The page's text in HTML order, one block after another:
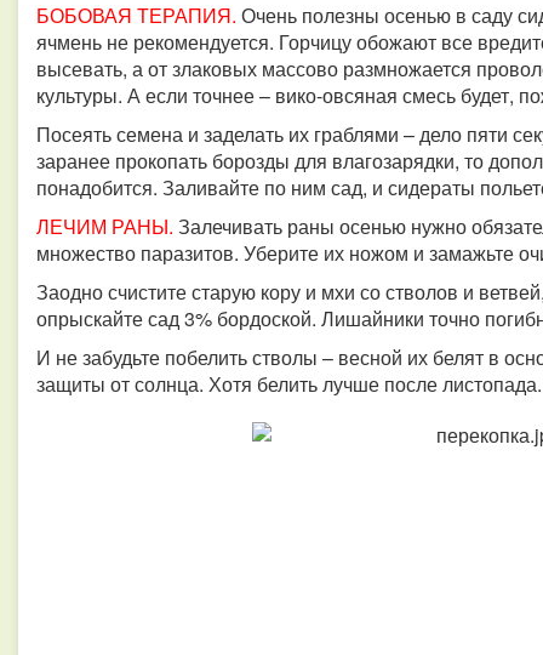
БОБОВАЯ ТЕРАПИЯ. Очень полезны осенью в саду
ячмень не рекомендуется. Горчицу обожают все
высевать, а от злаковых массово размножается
культуры. А если точнее – вико-овсяная смесь будет,
Посеять семена и заделать их граблями – дело пяти
заранее прокопать борозды для влагозарядки, то
понадобится. Заливайте по ним сад, и сидераты
ЛЕЧИМ РАНЫ. Залечивать раны осенью нужно
множество паразитов. Уберите их ножом и замажьте
Заодно счистите старую кору и мхи со стволов и
опрыскайте сад 3% бордоской. Лишайники точно
И не забудьте побелить стволы – весной их белят в
защиты от солнца. Хотя белить лучше после листопада.